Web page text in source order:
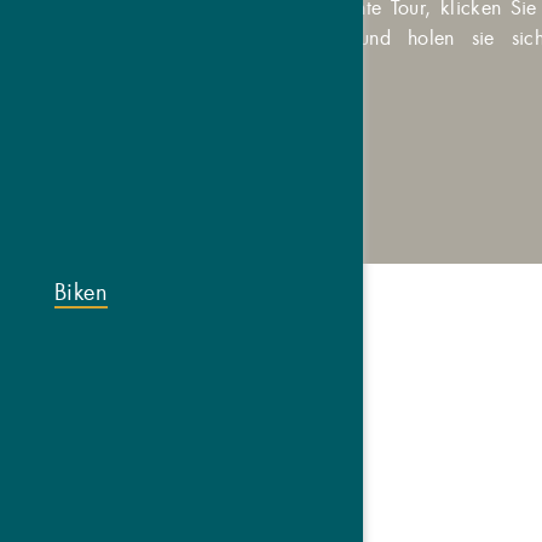
Biken
Öffnen Sie die Gewünschte Tour, klicken
rechten Maustaste an und holen sie